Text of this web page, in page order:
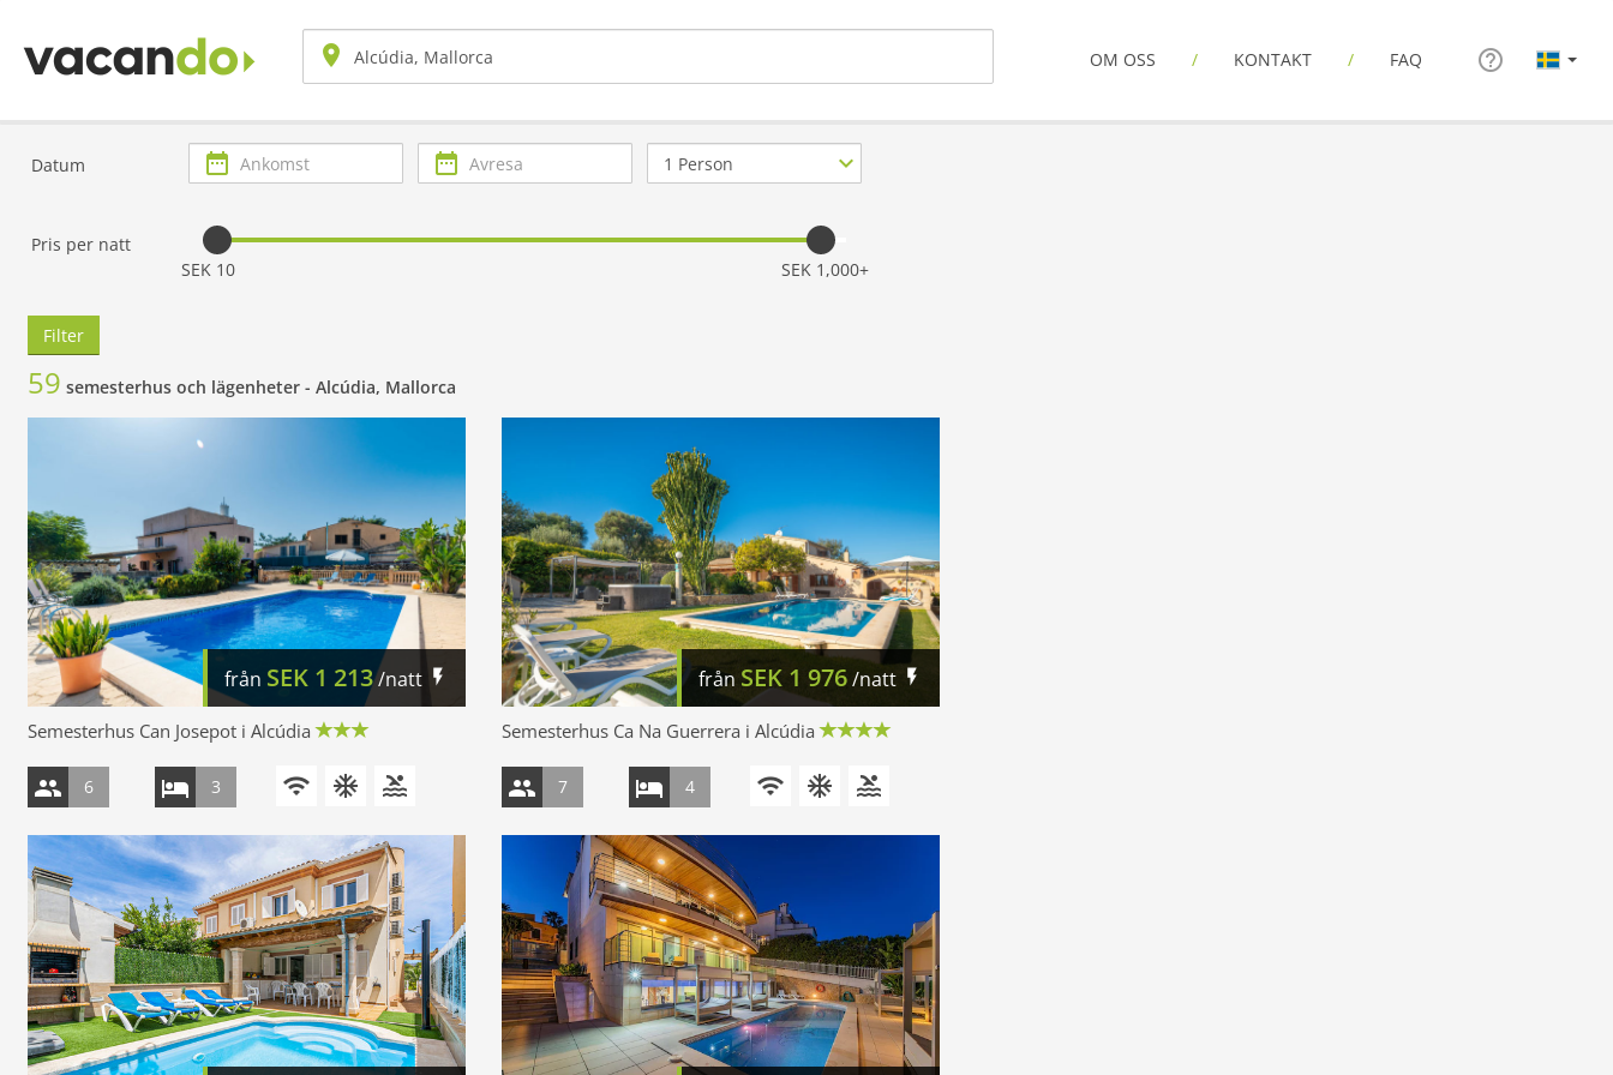
OM OSS KONTAKT FAQ
Datum Ankomst Avresa
Antal
personer
Pris per natt
SEK 10
SEK 1,000+
Filter
59 semesterhus och lägenheter - Alcúdia, Mallorca
från SEK 1 213/natt
Semesterhus Can Josepot i Alcúdia
6 3
från SEK 1 976/natt
Semesterhus Ca Na Guerrera i Alcúdia
7 4